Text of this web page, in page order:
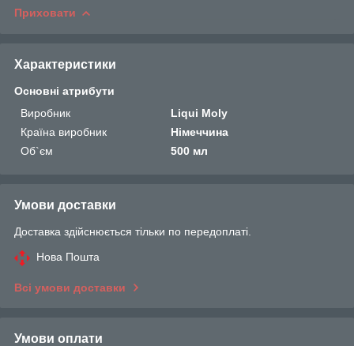
Приховати
Характеристики
Основні атрибути
Виробник
Liqui Moly
Країна виробник
Німеччина
Об`єм
500 мл
Умови доставки
Доставка здійснюється тільки по передоплаті.
Нова Пошта
Всі умови доставки
Умови оплати